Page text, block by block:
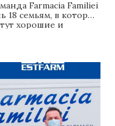
Farmacia Familiei
18 семьям, в которых
хорошие и
Familiei хочет
кампанию